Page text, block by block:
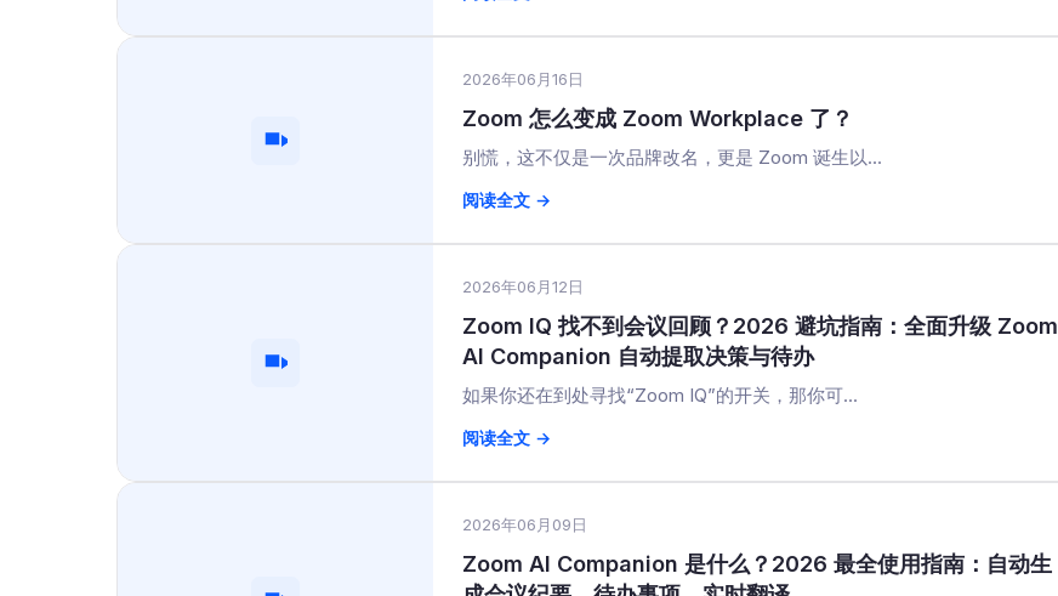
2026年06月16日
Zoom 怎么变成 Zoom Workplace 了？
别慌，这不仅是一次品牌改名，更是 Zoom 诞生以...
阅读全文 →
2026年06月12日
Zoom IQ 找不到会议回顾？2026 避坑指南：全面升级 Zoom
AI Companion 自动提取决策与待办
如果你还在到处寻找“Zoom IQ”的开关，那你可...
阅读全文 →
2026年06月09日
Zoom AI Companion 是什么？2026 最全使用指南：自动生